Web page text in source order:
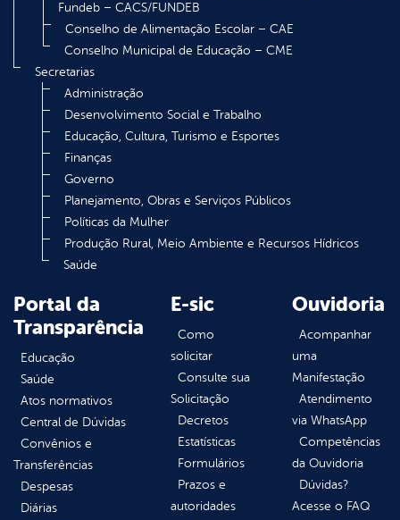
Fundeb – CACS/FUNDEB
Conselho de Alimentação Escolar – CAE
Conselho Municipal de Educação – CME
Secretarias
Administração
Desenvolvimento Social e Trabalho
Educação, Cultura, Turismo e Esportes
Finanças
Governo
Planejamento, Obras e Serviços Públicos
Políticas da Mulher
Produção Rural, Meio Ambiente e Recursos Hídricos
Saúde
Portal da
Transparência
Educação
Saúde
Atos normativos
Central de Dúvidas
Convênios e
Transferências
Despesas
Diárias
E-sic
Como
solicitar
Consulte sua
Solicitação
Decretos
Estatísticas
Formulários
Prazos e
autoridades
Ouvidoria
Acompanhar
uma
Manifestação
Atendimento
via WhatsApp
Competências
da Ouvidoria
Dúvidas?
Acesse o FAQ